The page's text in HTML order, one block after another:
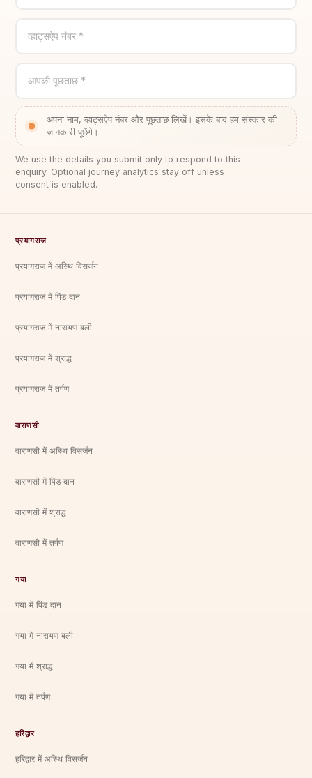
व्हाट्सऐप नंबर *
आपकी पूछताछ *
अपना नाम, व्हाट्सऐप नंबर और पूछताछ लिखें। इसके बाद हम संस्कार की
जानकारी पूछेंगे।
We use the details you submit only to respond to this
enquiry. Optional journey analytics stay off unless
consent is enabled.
प्रयागराज
प्रयागराज में अस्थि विसर्जन
प्रयागराज में पिंड दान
प्रयागराज में नारायण बली
प्रयागराज में श्राद्ध
प्रयागराज में तर्पण
वाराणसी
वाराणसी में अस्थि विसर्जन
वाराणसी में पिंड दान
वाराणसी में श्राद्ध
वाराणसी में तर्पण
गया
गया में पिंड दान
गया में नारायण बली
गया में श्राद्ध
गया में तर्पण
हरिद्वार
हरिद्वार में अस्थि विसर्जन